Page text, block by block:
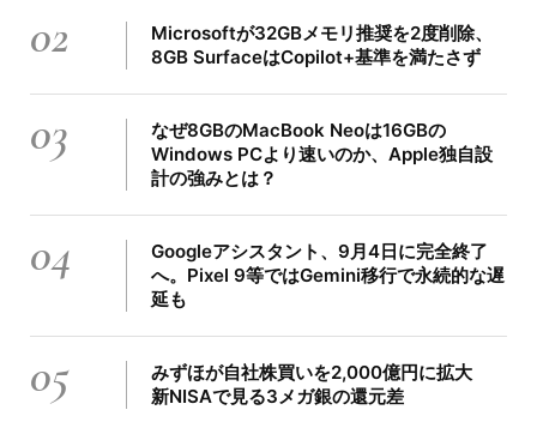
02
Microsoftが32GBメモリ推奨を2度削除、
8GB SurfaceはCopilot+基準を満たさず
03
なぜ8GBのMacBook Neoは16GBの
Windows PCより速いのか、Apple独自設
計の強みとは？
04
Googleアシスタント、9月4日に完全終了
へ。Pixel 9等ではGemini移行で永続的な遅
延も
05
みずほが自社株買いを2,000億円に拡大
新NISAで見る3メガ銀の還元差